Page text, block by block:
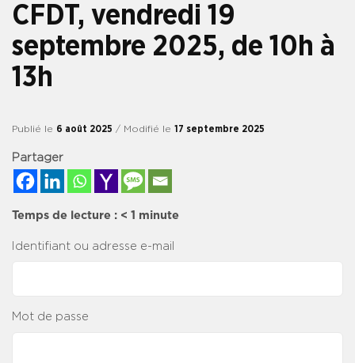
CFDT, vendredi 19
septembre 2025, de 10h à
13h
Publié le 6 août 2025 / Modifié le 17 septembre 2025
Partager
Temps de lecture : < 1 minute
Identifiant ou adresse e-mail
Mot de passe